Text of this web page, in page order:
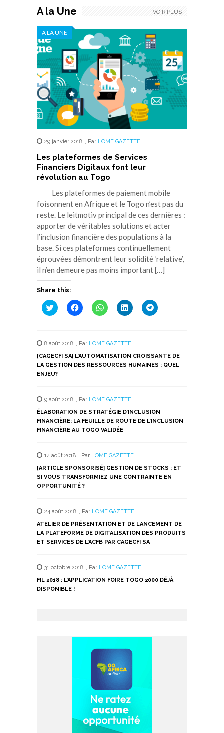
A la Une
A LA UNE
29 janvier 2018 , Par LOME GAZETTE
Les plateformes de Services
Financiers Digitaux font leur
révolution au Togo
Les plateformes de paiement mobile
foisonnent en Afrique et le Togo n’est pas du
reste. Le leitmotiv principal de ces dernières :
apporter de véritables solutions et acter
l’inclusion financière des populations à la
base. Si ces plateformes continuellement
éprouvées démontrent leur solidité ‘relative’,
il n’en demeure pas moins important […]
Share this:
Cliquez
pour
une
nouvelle
fenêtre)
Cliquez
pour
une
nouvelle
fenêtre)
Cliquez
pour
une
nouvelle
fenêtre)
Cliquez
pour
une
nouvelle
fenêtre)
Cliquez
pour
nouvelle
fenêtre)
8 août 2018 , Par LOME GAZETTE
[CAGECFI SA] L’AUTOMATISATION CROISSANTE DE
LA GESTION DES RESSOURCES HUMAINES : QUEL
ENJEU?
9 août 2018 , Par LOME GAZETTE
ÉLABORATION DE STRATÉGIE D’INCLUSION
FINANCIÈRE: LA FEUILLE DE ROUTE DE L’INCLUSION
FINANCIÈRE AU TOGO VALIDÉE
14 août 2018 , Par LOME GAZETTE
[ARTICLE SPONSORISÉ] GESTION DE STOCKS : ET
SI VOUS TRANSFORMIEZ UNE CONTRAINTE EN
OPPORTUNITÉ ?
24 août 2018 , Par LOME GAZETTE
ATELIER DE PRÉSENTATION ET DE LANCEMENT DE
LA PLATEFORME DE DIGITALISATION DES PRODUITS
ET SERVICES DE L’ACFB PAR CAGECFI SA
31 octobre 2018 , Par LOME GAZETTE
FIL 2018 : L’APPLICATION FOIRE TOGO 2000 DÉJÀ
DISPONIBLE !
VOIR PLUS